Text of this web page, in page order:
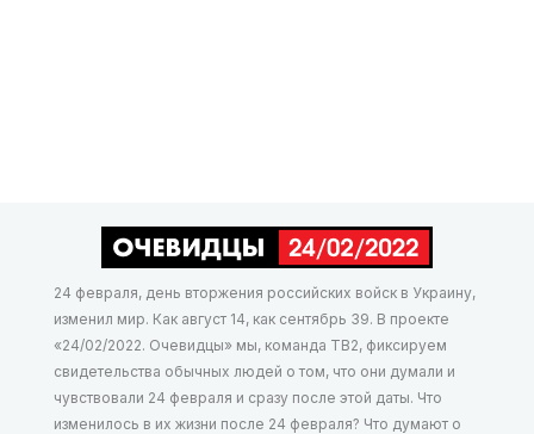
24 февраля, день вторжения российских войск в Украину,
изменил мир. Как август 14, как сентябрь 39. В проекте
«24/02/2022. Очевидцы» мы, команда ТВ2, фиксируем
свидетельства обычных людей о том, что они думали и
чувствовали 24 февраля и сразу после этой даты. Что
изменилось в их жизни после 24 февраля? Что думают о